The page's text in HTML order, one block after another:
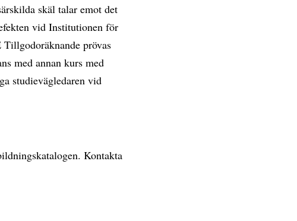
skäl talar emot det
vid Institutionen för
prövas
med annan kurs med
studievägledaren vid
Kontakta